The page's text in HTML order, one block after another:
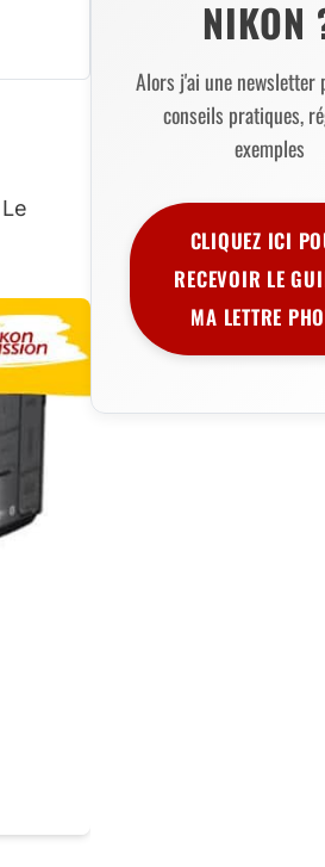
NIKON
Alors j'ai une newsletter
conseils pratiques,
exemples
CLIQUEZ ICI
RECEVOIR LE
MA LETTRE